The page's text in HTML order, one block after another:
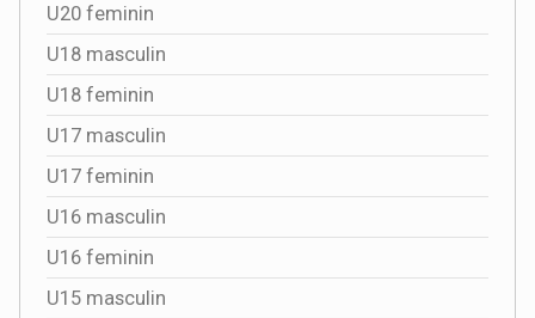
U20 feminin
U18 masculin
U18 feminin
U17 masculin
U17 feminin
U16 masculin
U16 feminin
U15 masculin